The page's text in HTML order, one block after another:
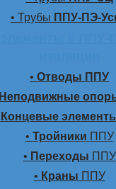
• Трубы ППУ-ПЭ-
• Отводы ППУ
Неподвижные
Концевые
• Тройники ППУ
• Переходы ППУ
• Краны ППУ